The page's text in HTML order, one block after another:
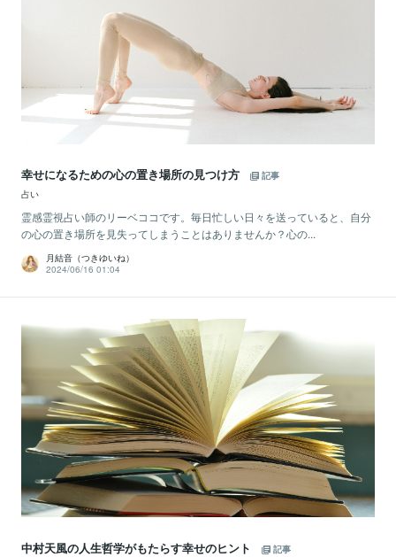
幸せになるための心の置き場所の見つけ方
記事
占い
霊感霊視占い師のリーベココです。毎日忙しい日々を送っていると、自分
の心の置き場所を見失ってしまうことはありませんか？心の...
月結音（つきゆいね）
2024/06/16 01:04
中村天風の人生哲学がもたらす幸せのヒント
記事